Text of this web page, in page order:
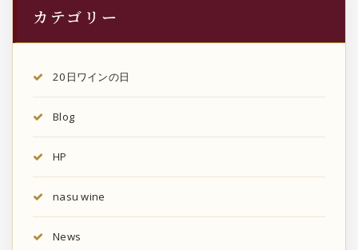
カテゴリー
20日ワインの日
Blog
HP
nasu wine
News